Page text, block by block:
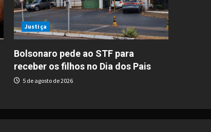
Justiça
Bolsonaro pede ao STF para
receber os filhos no Dia dos Pais
5 de agosto de 2026